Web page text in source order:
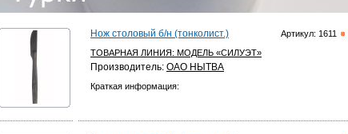
Артикул: 1611
Нож столовый б/н (тонколист.)
ТОВАРНАЯ ЛИНИЯ: МОДЕЛЬ «СИЛУЭТ»
Производитель: ОАО НЫТВА
Краткая информация: